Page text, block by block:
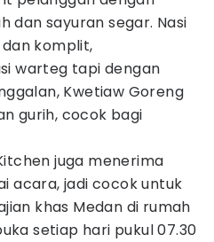
dan sayuran segar. Nasi
komplit,
warteg tapi dengan
Kwetiaw Goreng
gurih, cocok bagi
juga menerima
acara, jadi cocok untuk
khas Medan di rumah
setiap hari pukul 07.30